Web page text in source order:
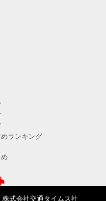
ランキング
式会社交通タイムス社